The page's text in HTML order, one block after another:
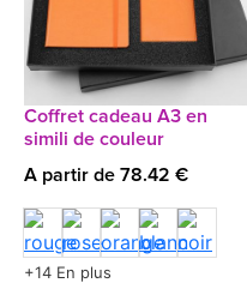
Coffret cadeau A3 en
simili de couleur
A partir de 78.42 €
+14 En plus